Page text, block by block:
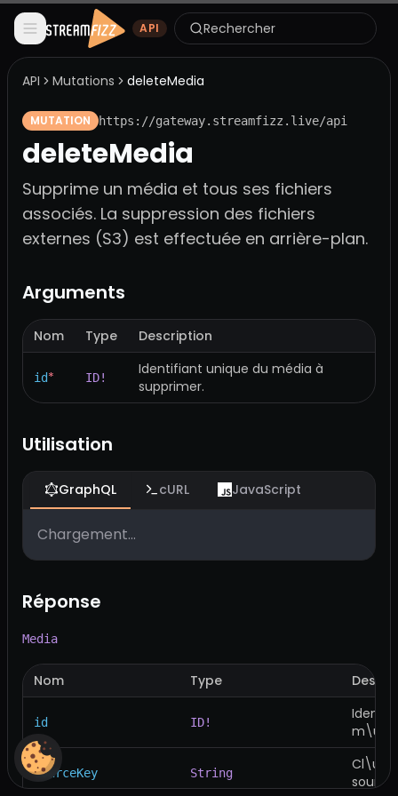
API Rechercher
API Mutations deleteMedia
MUTATION https://gateway.streamfizz.live/api
deleteMedia
Supprime un média et tous ses fichiers
associés. La suppression des fichiers
externes (S3) est effectuée en arrière-plan.
Arguments
Nom Type Description
id* ID!
Identifiant unique du média à
supprimer.
Utilisation
GraphQL cURL JavaScript
Chargement...
Réponse
Media
Nom Type
id ID!
sourceKey String
source